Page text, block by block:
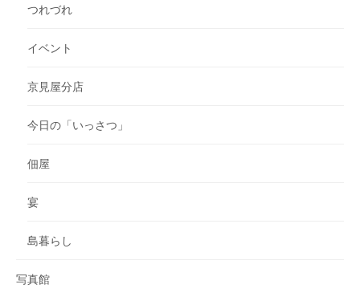
つれづれ
イベント
京見屋分店
今日の「いっさつ」
佃屋
宴
島暮らし
写真館